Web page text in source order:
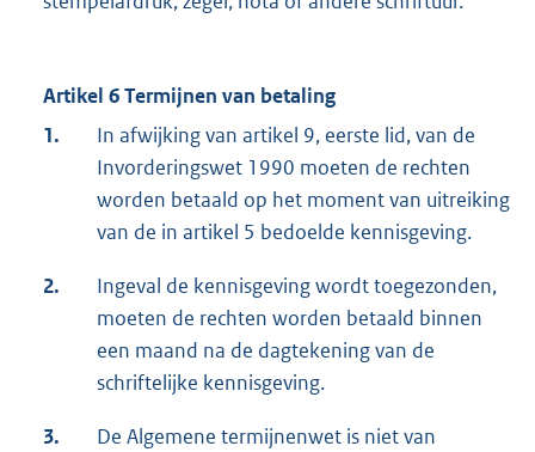
Artikel 6 Termijnen van betaling
1.
In afwijking van artikel 9, eerste lid, van de
Invorderingswet 1990 moeten de rechten
worden betaald op het moment van uitreiking
van de in artikel 5 bedoelde kennisgeving.
2.
Ingeval de kennisgeving wordt toegezonden,
moeten de rechten worden betaald binnen
een maand na de dagtekening van de
schriftelijke kennisgeving.
3.
De Algemene termijnenwet is niet van